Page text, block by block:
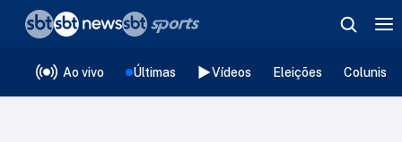
Ao vivo Últimas Vídeos Eleições
❮voltar
Editorias